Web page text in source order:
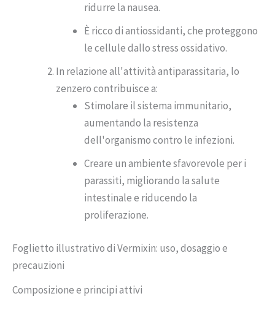
ridurre la nausea.
È ricco di antiossidanti, che proteggono
le cellule dallo stress ossidativo.
In relazione all'attività antiparassitaria, lo
zenzero contribuisce a:
Stimolare il sistema immunitario,
aumentando la resistenza
dell'organismo contro le infezioni.
Creare un ambiente sfavorevole per i
parassiti, migliorando la salute
intestinale e riducendo la
proliferazione.
Foglietto illustrativo di Vermixin: uso, dosaggio e
precauzioni
Composizione e principi attivi